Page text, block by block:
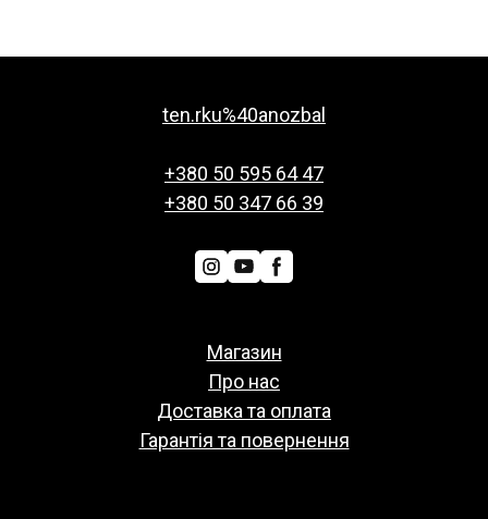
ten.rku%40anozbal
+380 50 595 64 47
+380 50 347 66 39
Магазин
Про нас
Доставка та оплата
Гарантія та повернення